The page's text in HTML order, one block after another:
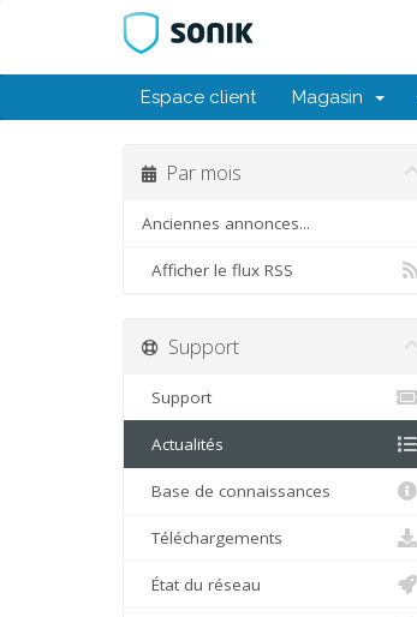
Espace client Magasin
Par mois
Anciennes annonces...
Afficher le flux RSS
Support
Support
Actualités
Base de connaissances
Téléchargements
État du réseau